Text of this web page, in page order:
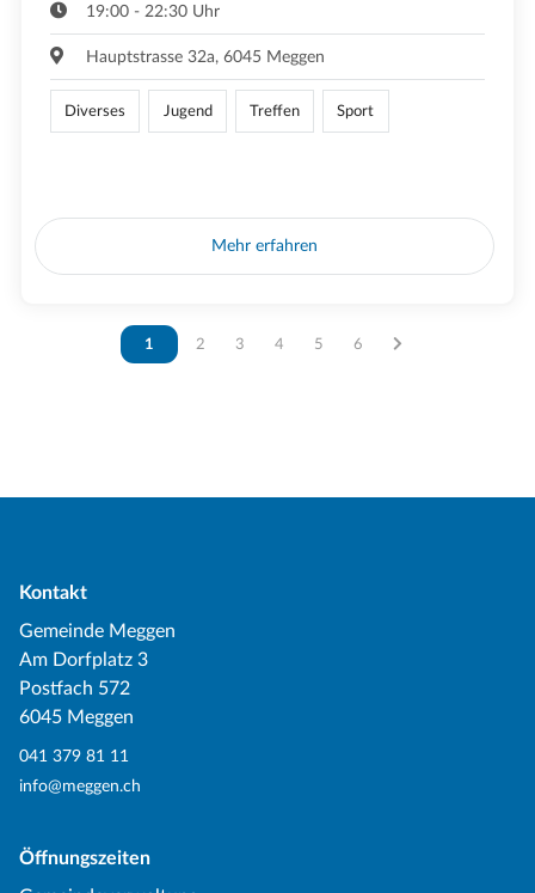
19:00 - 22:30 Uhr
Hauptstrasse 32a, 6045 Meggen
Diverses Jugend Treffen Sport
Mehr erfahren
Vous êtes sur la page
1 Vous êtes sur la page
2 Vous êtes sur la page
3 Vous êtes sur la page
4 Vous êtes sur la page
5 Vous êtes sur la page
6
Kontakt
Gemeinde Meggen
Am Dorfplatz 3
Postfach 572
6045 Meggen
041 379 81 11
info@meggen.ch
Öffnungszeiten